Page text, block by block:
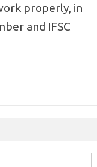
properly, in
and IFSC